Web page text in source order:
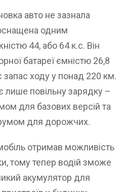
авто не зазнала
одним
44, або 64 к.с. Він
батареї ємністю 26,8
запас ходу у понад 220 км.
лише повільну зарядку –
для базових версій та
для дорожчих.
отримав можливість
тому тепер водій зможе
акумулятор для